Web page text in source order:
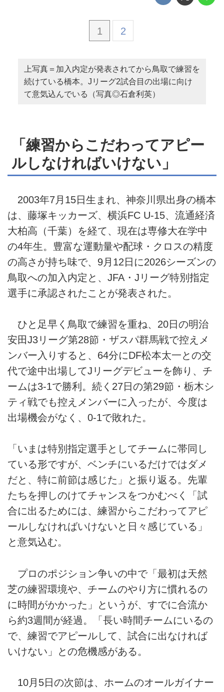
1 2
上写真＝加入内定が発表されてから鳥取で練習を
続けている橋本。Jリーグ2試合目の出場に向け
て意気込んでいる（写真◎石倉利英）
「練習からこだわってアピー
ルしなければいけない」
2003年7月15日生まれ、神奈川県出身の橋本
は、藤塚キッカーズ、横浜FC U-15、流通経済
大柏高（千葉）を経て、現在は専修大在学中
の4年生。豊富な運動量や配球・クロスの精度
の高さが持ち味で、9月12日に2026シーズンの
鳥取への加入内定と、JFA・Jリーグ特別指定
選手に承認されたことが発表された。
ひと足早く鳥取で練習を重ね、20日の明治
安田J3リーグ第28節・ザスパ群馬戦で控えメ
ンバー入りすると、64分にDF松本太一との交
代で途中出場してJリーグデビューを飾り、チ
ームは3-1で勝利。続く27日の第29節・栃木シ
ティ戦でも控えメンバーに入ったが、今度は
出場機会がなく、0-1で敗れた。
「いまは特別指定選手としてチームに帯同し
ている形ですが、ベンチにいるだけではダメ
だと、特に前節は感じた」と振り返る。先輩
たちを押しのけてチャンスをつかむべく「試
合に出るためには、練習からこだわってアピ
ールしなければいけないと日々感じている」
と意気込む。
プロのポジション争いの中で「最初は天然
芝の練習環境や、チームのやり方に慣れるの
に時間がかかった」というが、すでに合流か
ら約3週間が経過。「長い時間チームにいるの
で、練習でアピールして、試合に出なければ
いけない」との危機感がある。
10月5日の次節は、ホームのオールガイナー